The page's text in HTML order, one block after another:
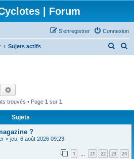
| Forum
Connexion
S’enregistrer
Sujets actifs
r
Rechercher
trouvés • Page 1 sur 1
Sujets
?
« jeu. 6 août 2026 09:23
1 21 22 23 24